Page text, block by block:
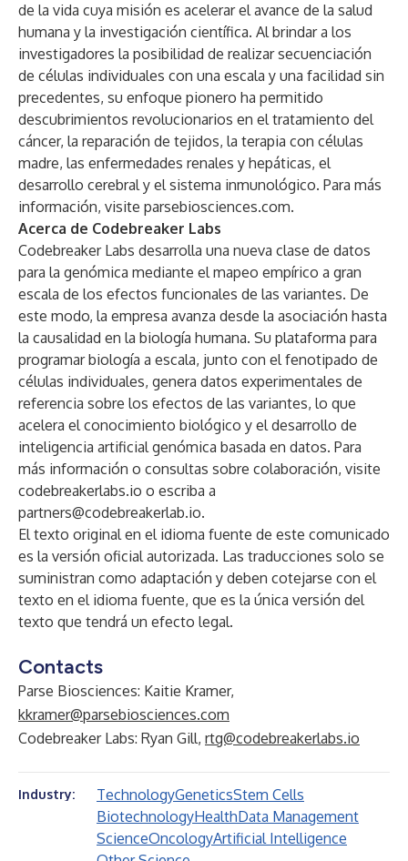
de la vida cuya misión es acelerar el avance de la salud
humana y la investigación científica. Al brindar a los
investigadores la posibilidad de realizar secuenciación
de células individuales con una escala y una facilidad sin
precedentes, su enfoque pionero ha permitido
descubrimientos revolucionarios en el tratamiento del
cáncer, la reparación de tejidos, la terapia con células
madre, las enfermedades renales y hepáticas, el
desarrollo cerebral y el sistema inmunológico. Para más
información, visite parsebiosciences.com.
Acerca de Codebreaker Labs
Codebreaker Labs desarrolla una nueva clase de datos
para la genómica mediante el mapeo empírico a gran
escala de los efectos funcionales de las variantes. De
este modo, la empresa avanza desde la asociación hasta
la causalidad en la biología humana. Su plataforma para
programar biología a escala, junto con el fenotipado de
células individuales, genera datos experimentales de
referencia sobre los efectos de las variantes, lo que
acelera el conocimiento biológico y el desarrollo de
inteligencia artificial genómica basada en datos. Para
más información o consultas sobre colaboración, visite
codebreakerlabs.io o escriba a
partners@codebreakerlab.io.
El texto original en el idioma fuente de este comunicado
es la versión oficial autorizada. Las traducciones solo se
suministran como adaptación y deben cotejarse con el
texto en el idioma fuente, que es la única versión del
texto que tendrá un efecto legal.
Contacts
Parse Biosciences: Kaitie Kramer,
kkramer@parsebiosciences.com
Codebreaker Labs: Ryan Gill, rtg@codebreakerlabs.io
Industry: TechnologyGeneticsStem Cells
BiotechnologyHealthData Management
ScienceOncologyArtificial Intelligence